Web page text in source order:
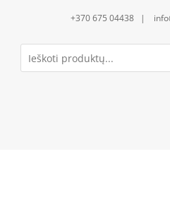
+370 675 04438 |